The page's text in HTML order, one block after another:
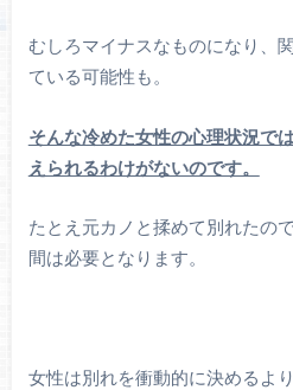
むしろマイナスなものになり、
ている可能性も。
そんな冷めた女性の心理状況で
えられるわけがないのです。
たとえ元カノと揉めて別れたの
間は必要となります。
女性は別れを衝動的に決めるよ